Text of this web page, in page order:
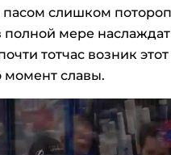
слишком
полной мере
тотчас возник
момент славы.